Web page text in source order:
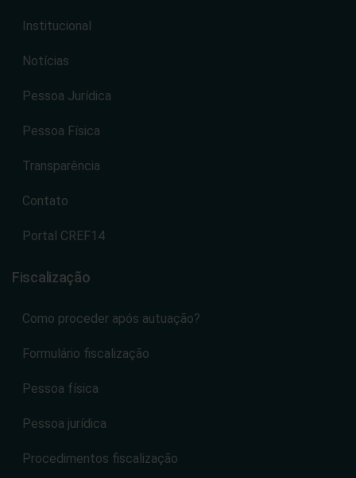
Institucional
Notícias
Pessoa Jurídica
Pessoa Física
Transparência
Contato
Portal CREF14
Fiscalização
Como proceder após autuação?
Formulário fiscalização
Pessoa física
Pessoa jurídica
Procedimentos fiscalização